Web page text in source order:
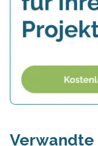
Verwandte